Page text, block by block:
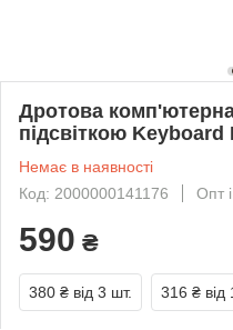
Дротова
підсвіткою Keyboard
Немає в наявності
Код: 2000000141176
Опт
590 ₴
380 ₴ від 3 шт. 316 ₴ від